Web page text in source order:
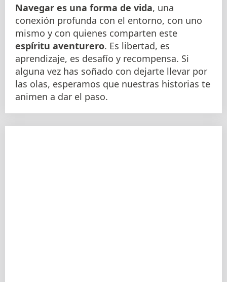
Navegar es una forma de vida, una
conexión profunda con el entorno, con uno
mismo y con quienes comparten este
espíritu aventurero. Es libertad, es
aprendizaje, es desafío y recompensa. Si
alguna vez has soñado con dejarte llevar por
las olas, esperamos que nuestras historias te
animen a dar el paso.